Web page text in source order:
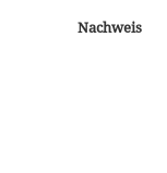
Nachweis